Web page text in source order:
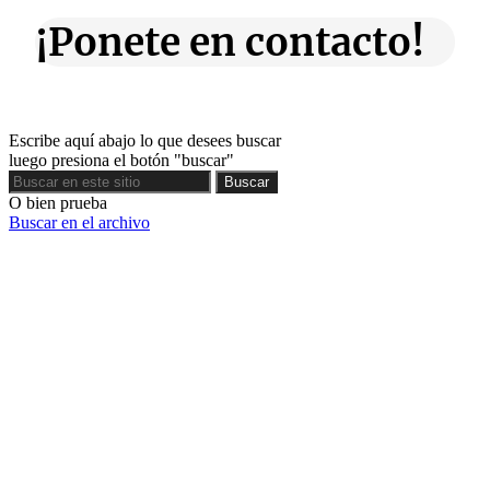
¡Ponete en contacto!
Escribe aquí abajo lo que desees buscar
luego presiona el botón "buscar"
Buscar
Buscar
O bien prueba
Buscar en el archivo